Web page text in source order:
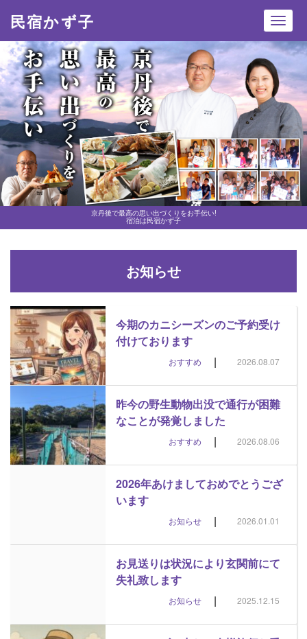
京丹後で最高の思い出づくりをお手伝い!
宿泊は民宿かず子
民宿かず子
お知らせ
今期のカニシーズンのご予約受け
付けております
おすすめ | 2026.08.07
昨今の野生動物出没で通行が困難
なことが発覚しました
おすすめ | 2026.08.06
2026年あけましておめでとうござ
います
お知らせ | 2026.01.01
お見送りは状況により玄関前にて
失礼致します
お知らせ | 2025.12.15